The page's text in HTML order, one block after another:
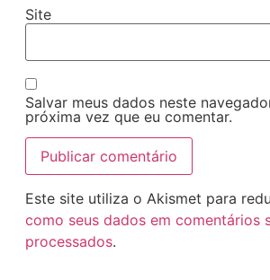
Site
Salvar meus dados neste
próxima vez que eu comentar.
Este site utiliza o Akismet para
como seus dados em comentários
processados.